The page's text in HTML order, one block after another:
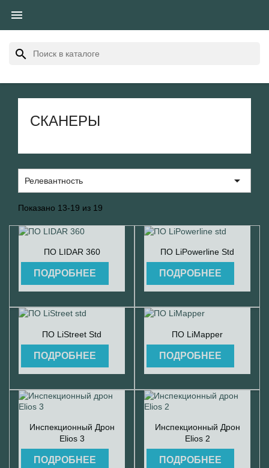

search
СКАНЕРЫ
Релевантность 
Показано 13-19 из 19
Быстрый просмотр
ПО LIDAR 360
ПОДРОБНЕЕ
Быстрый просмотр
ПО LiPowerline Std
ПОДРОБНЕЕ
Быстрый просмотр
ПО LiStreet Std
ПОДРОБНЕЕ
Быстрый просмотр
ПО LiMapper
ПОДРОБНЕЕ
Быстрый просмотр
Инспекционный Дрон
Elios 3
ПОДРОБНЕЕ
Быстрый просмотр
Инспекционный Дрон
Elios 2
ПОДРОБНЕЕ